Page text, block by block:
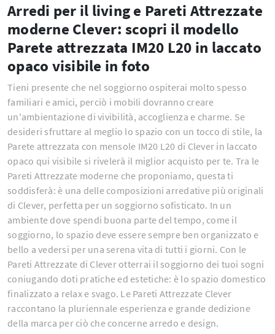
Arredi per il living e Pareti Attrezzate
moderne Clever: scopri il modello
Parete attrezzata IM20 L20 in laccato
opaco visibile in foto
Tieni presente che nel soggiorno ospiterai molto spesso
familiari e amici, perciò i mobili dovranno creare
un'ambientazione di vivibilità, accoglienza e charme. Se
desideri sfruttare al meglio lo spazio con un tocco di stile, la
Parete attrezzata con mensole IM20 L20 di Clever in laccato
opaco qui visibile si rivelerà il miglior acquisto per te. Tra le
Pareti Attrezzate moderne che proponiamo, questa ti
soddisferà: è una delle composizioni arredative più originali
di Clever, perfetta per un soggiorno sofisticato. In un
ambiente dove spendi buona parte del tempo, come il
soggiorno, lo spazio deve essere sempre ben organizzato e
bello a vedersi per una serena vita di tutti i giorni. Con le
Pareti Attrezzate di Clever otterrai il soggiorno dei tuoi sogni
coniugando doti pratiche ed estetiche: è lo spazio domestico
finalizzato a relax e svago. Le Pareti Attrezzate Clever
raccontano la pluriennale esperienza e grande dedizione
della marca per ciò che concerne arredo e design.